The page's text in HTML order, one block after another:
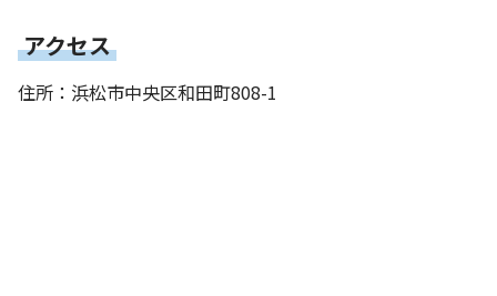
アクセス
住所：浜松市中央区和田町808-1